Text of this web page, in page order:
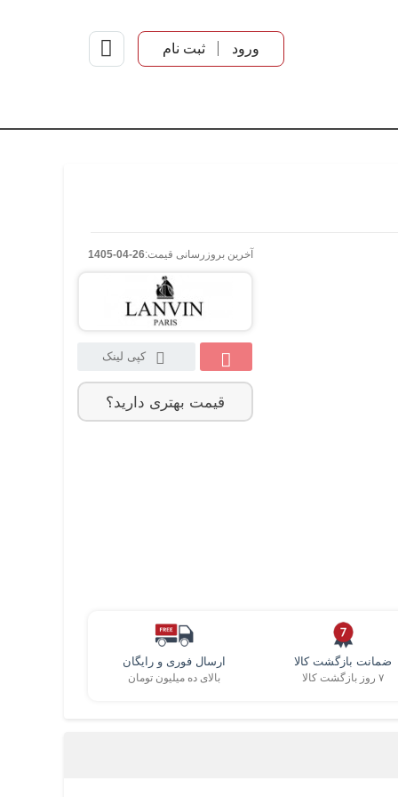
ورود ثبت نام
آخرین بروزرسانی قیمت:1405-04-26
کپی لینک
قیمت بهتری دارید؟
ارسال فوری و رایگان
بالای ده میلیون تومان
ضمانت بازگشت کالا
۷ روز بازگشت کالا